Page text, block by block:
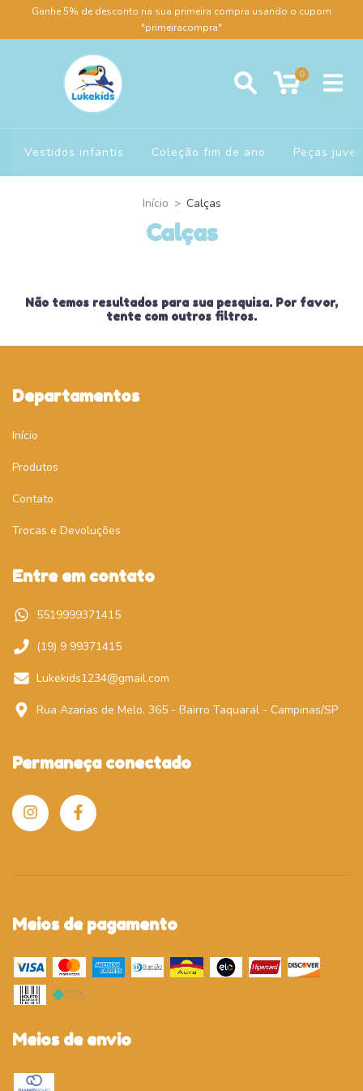
Ganhe 5% de desconto na sua primeira compra usando o cupom
"primeiracompra"
0
Vestidos infantis Coleção fim de ano Peças
Início > Calças
Calças
Não temos resultados para sua pesquisa. Por favor,
tente com outros filtros.
Departamentos
Início
Produtos
Contato
Trocas e Devoluções
Entre em contato
5519999371415
(19) 9 99371415
Lukekids1234@gmail.com
Rua Azarias de Melo, 365 - Bairro Taquaral - Campinas/SP
Permaneça conectado
Meios de pagamento
Meios de envio